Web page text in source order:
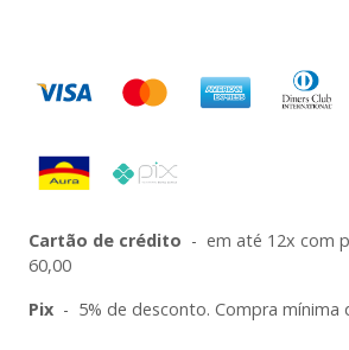
Cartão de crédito - em até 12x com
60,00
Pix - 5% de desconto. Compra mínima